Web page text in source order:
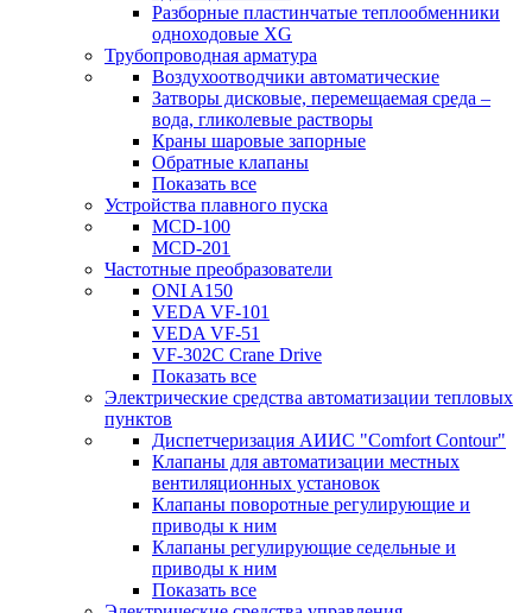
Разборные пластинчатые теплообменники
одноходовые ХG
Трубопроводная арматура
Воздухоотводчики автоматические
Затворы дисковые, перемещаемая среда –
вода, гликолевые растворы
Краны шаровые запорные
Обратные клапаны
Показать все
Устройства плавного пуска
MCD-100
MCD-201
Частотные преобразователи
ONI A150
VEDA VF-101
VEDA VF-51
VF-302C Crane Drive
Показать все
Электрические средства автоматизации тепловых
пунктов
Диспетчеризация АИИС "Comfort Contour"
Клапаны для автоматизации местных
вентиляционных установок
Клапаны поворотные регулирующие и
приводы к ним
Клапаны регулирующие седельные и
приводы к ним
Показать все